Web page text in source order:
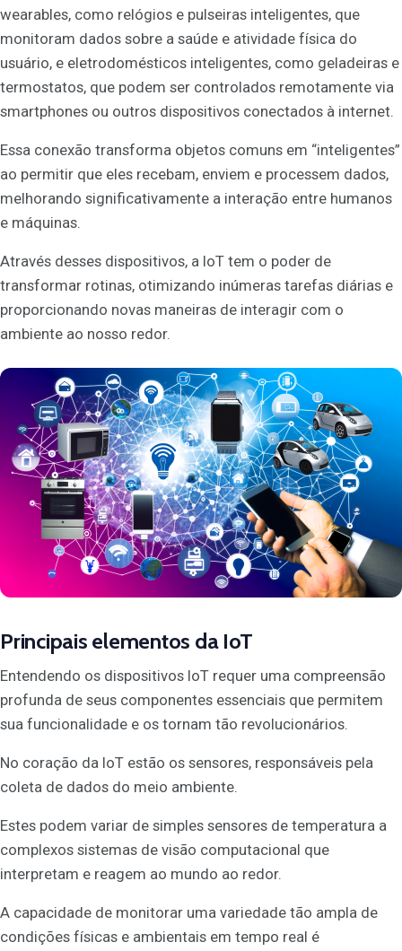
wearables, como relógios e pulseiras inteligentes, que
monitoram dados sobre a saúde e atividade física do
usuário, e eletrodomésticos inteligentes, como geladeiras e
termostatos, que podem ser controlados remotamente via
smartphones ou outros dispositivos conectados à internet.
Essa conexão transforma objetos comuns em “inteligentes”
ao permitir que eles recebam, enviem e processem dados,
melhorando significativamente a interação entre humanos
e máquinas.
Através desses dispositivos, a IoT tem o poder de
transformar rotinas, otimizando inúmeras tarefas diárias e
proporcionando novas maneiras de interagir com o
ambiente ao nosso redor.
Principais elementos da IoT
Entendendo os dispositivos IoT requer uma compreensão
profunda de seus componentes essenciais que permitem
sua funcionalidade e os tornam tão revolucionários.
No coração da IoT estão os sensores, responsáveis pela
coleta de dados do meio ambiente.
Estes podem variar de simples sensores de temperatura a
complexos sistemas de visão computacional que
interpretam e reagem ao mundo ao redor.
A capacidade de monitorar uma variedade tão ampla de
condições físicas e ambientais em tempo real é